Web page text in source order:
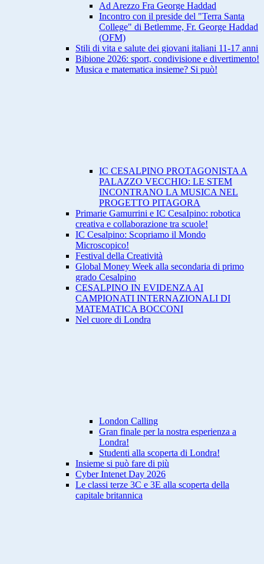
Ad Arezzo Fra George Haddad
Incontro con il preside del "Terra Santa
College" di Betlemme, Fr. George Haddad
(OFM)
Stili di vita e salute dei giovani italiani 11-17 anni
Bibione 2026: sport, condivisione e divertimento!
Musica e matematica insieme? Si può!
IC CESALPINO PROTAGONISTA A
PALAZZO VECCHIO: LE STEM
INCONTRANO LA MUSICA NEL
PROGETTO PITAGORA
Primarie Gamurrini e IC CesaIpino: robotica
creativa e collaborazione tra scuole!
IC Cesalpino: Scopriamo il Mondo
Microscopico!
Festival della Creatività
Global Money Week alla secondaria di primo
grado Cesalpino
CESALPINO IN EVIDENZA AI
CAMPIONATI INTERNAZIONALI DI
MATEMATICA BOCCONI
Nel cuore di Londra
London Calling
Gran finale per la nostra esperienza a
Londra!
Studenti alla scoperta di Londra!
Insieme si può fare di più
Cyber Intenet Day 2026
Le classi terze 3C e 3E alla scoperta della
capitale britannica